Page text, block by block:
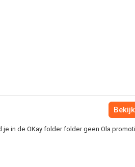
je in de OKay folder folder geen Ola